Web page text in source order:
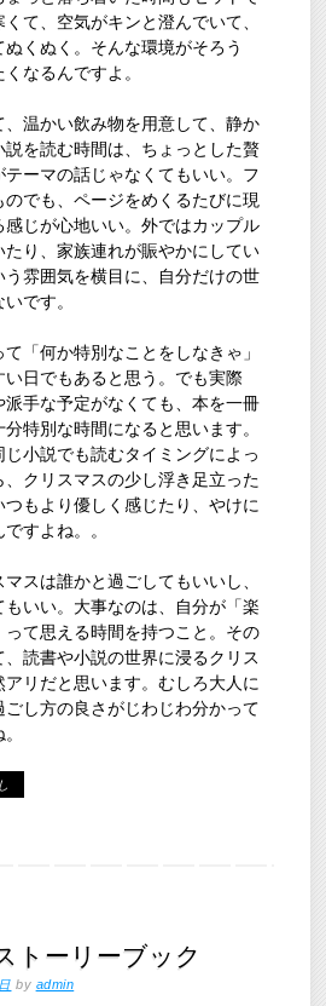
て、空気がキンと澄んでいて、
くぬく。そんな環境がそろう
なるんですよ。
、温かい飲み物を用意して、静か
を読む時間は、ちょっとした贅
ーマの話じゃなくてもいい。フ
のでも、ページをめくるたびに現
じが心地いい。外ではカップル
り、家族連れが賑やかにしてい
雰囲気を横目に、自分だけの世
です。
「何か特別なことをしなきゃ」
い日でもあると思う。でも実際
手な予定がなくても、本を一冊
特別な時間になると思います。
小説でも読むタイミングによっ
クリスマスの少し浮き足立った
もより優しく感じたり、やけに
すよね。。
スは誰かと過ごしてもいいし、
いい。大事なのは、自分が「楽
て思える時間を持つこと。その
読書や小説の世界に浸るクリス
リだと思います。むしろ大人に
し方の良さがじわじわ分かって
トーリーブック
by admin